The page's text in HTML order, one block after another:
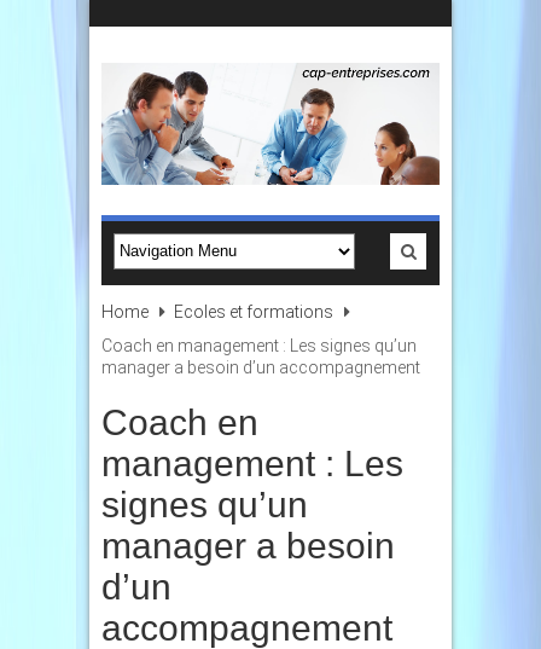
Home
Ecoles et formations
Coach en management : Les signes qu’un
manager a besoin d’un accompagnement
Coach en
management : Les
signes qu’un
manager a besoin
d’un
accompagnement